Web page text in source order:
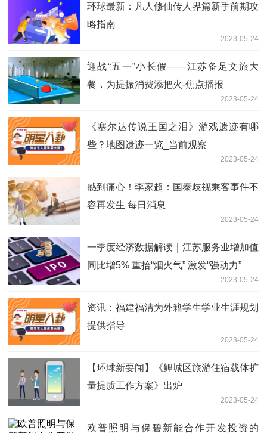
环球最新：凡人修仙传人界篇新手前期攻
略指南
2023-05-24
迎战“五一”小长假——江苏备足文旅大
餐，为提振消费添把火-焦点播报
2023-05-24
《塞尔达传说王国之泪》游戏遗迹有哪
些？地图遗迹一览_当前观察
2023-05-24
感到痛心！李家超：国泰歧视乘客事件不
容再发生 每日消息
2023-05-24
一季度经济数据解读｜江苏服务业增加值
同比增5% 重拾“烟火气” 激发“强动力”
2023-05-24
资讯：福建福清为外籍学生学业生涯规划
提供指导
2023-05-24
【环球新要闻】《鲤城区旅游住宿载体扩
量提质工作方案》出炉
2023-05-24
欧普照明与保碧新能合作开发投资的